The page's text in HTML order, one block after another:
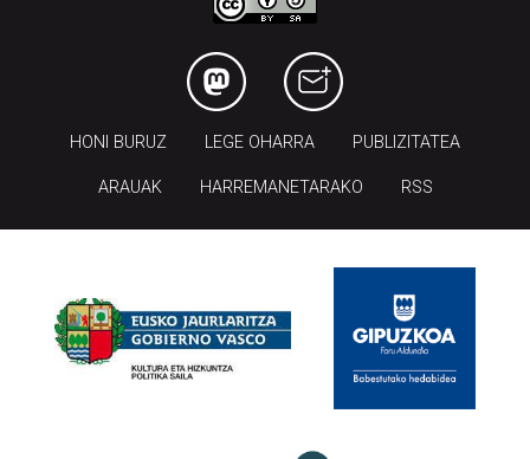
HONI BURUZ LEGE OHARRA PUBLIZITATEA
ARAUAK HARREMANETARAKO RSS